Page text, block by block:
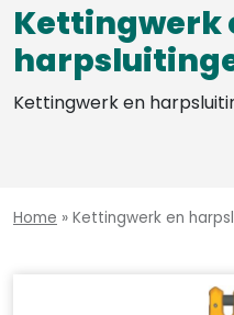
Kettingwerk
Kettingwerk en
Home » Kettingwerk en